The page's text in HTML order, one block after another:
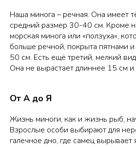
Наша минога – речная. Она имеет
средний размер 30-40 см. Кроме
морская минога или «ползуха»,
больше речной, покрыта пятнами
50 см. Есть ещё третий, мелкий
Она не вырастает длиннее 15 см и
От А до Я
Жизнь миноги, как и жизнь рыб,
Взрослые особи выбирают для
галечное дно, где самец вырывает